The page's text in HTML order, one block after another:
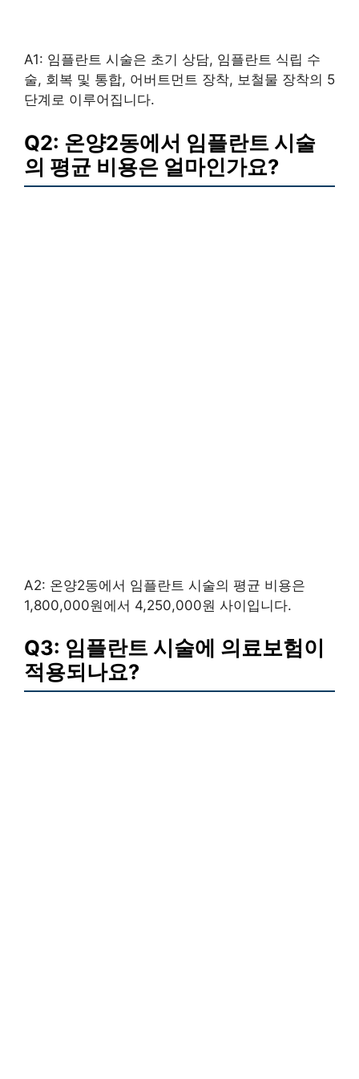
A1: 임플란트 시술은 초기 상담, 임플란트 식립 수
술, 회복 및 통합, 어버트먼트 장착, 보철물 장착의 5
단계로 이루어집니다.
Q2: 온양2동에서 임플란트 시술
의 평균 비용은 얼마인가요?
A2: 온양2동에서 임플란트 시술의 평균 비용은
1,800,000원에서 4,250,000원 사이입니다.
Q3: 임플란트 시술에 의료보험이
적용되나요?